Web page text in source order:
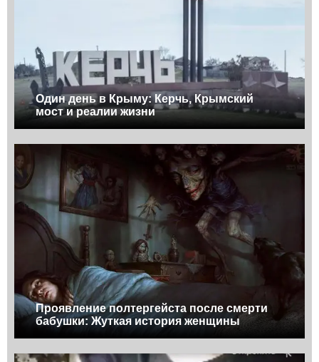
Один день в Крыму: Керчь, Крымский
мост и реалии жизни
Проявление полтергейста после смерти
бабушки: Жуткая история женщины